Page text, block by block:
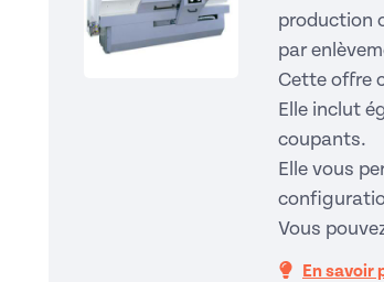
production
par
Cette offre
Elle inclut
coupants.
Elle vous
Vous
En savoir